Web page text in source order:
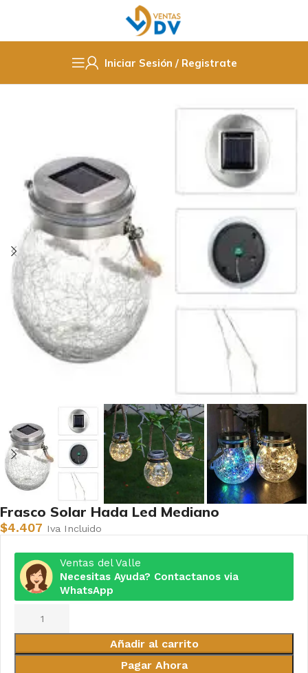
Iniciar Sesión / Registrate
Electricidad Iluminación Iluminación Solar
Frasco Solar Hada Led Mediano
$4.407 Iva Incluido
Ventas del Valle
Necesitas Ayuda? Contactanos via
WhatsApp
Añadir al carrito
Pagar Ahora